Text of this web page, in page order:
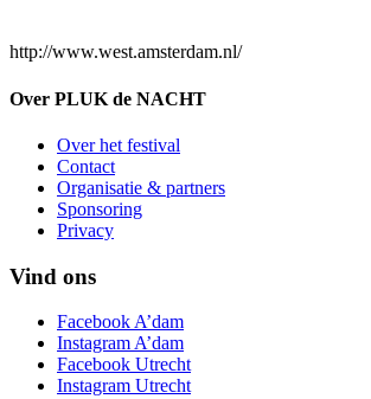
http://www.west.amsterdam.nl/
Over PLUK de NACHT
Over het festival
Contact
Organisatie & partners
Sponsoring
Privacy
Vind ons
Facebook A’dam
Instagram A’dam
Facebook Utrecht
Instagram Utrecht